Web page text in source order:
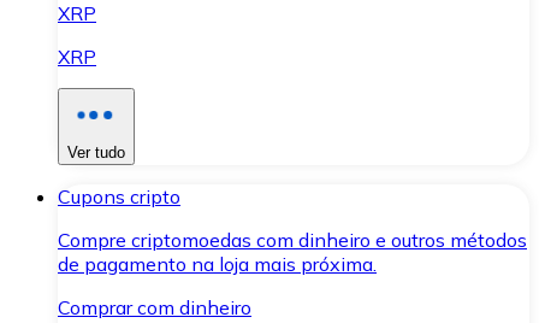
XRP
XRP
Ver tudo
Cupons cripto
Compre criptomoedas com dinheiro e outros métodos
de pagamento na loja mais próxima.
Comprar com dinheiro